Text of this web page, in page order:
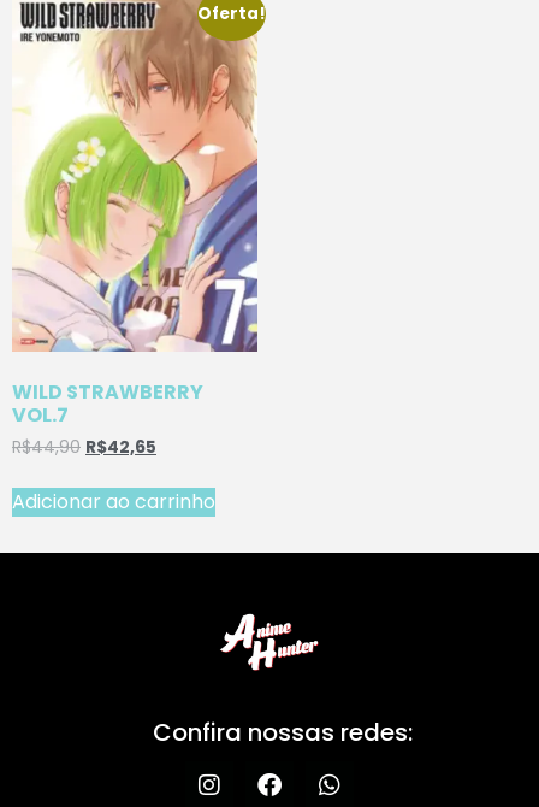
Oferta!
WILD STRAWBERRY
VOL.7
R$44,90 R$42,65
Adicionar ao carrinho
Confira nossas redes: